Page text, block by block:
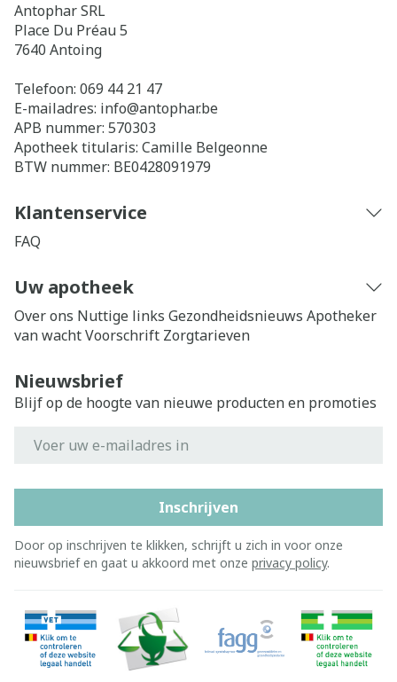
Antophar SRL
Place Du Préau 5
7640 Antoing
Telefoon: 069 44 21 47
E-mailadres: info@antophar.be
APB nummer: 570303
Apotheek titularis: Camille Belgeonne
BTW nummer: BE0428091979
Klantenservice
FAQ
Uw apotheek
Over ons Nuttige links Gezondheidsnieuws Apotheker
van wachtVoorschrift Zorgtarieven
Nieuwsbrief
Blijf op de hoogte van nieuwe producten en promoties
Inschrijven
Door op inschrijven te klikken, schrijft u zich in voor onze
nieuwsbrief en gaat u akkoord met onze privacy policy.